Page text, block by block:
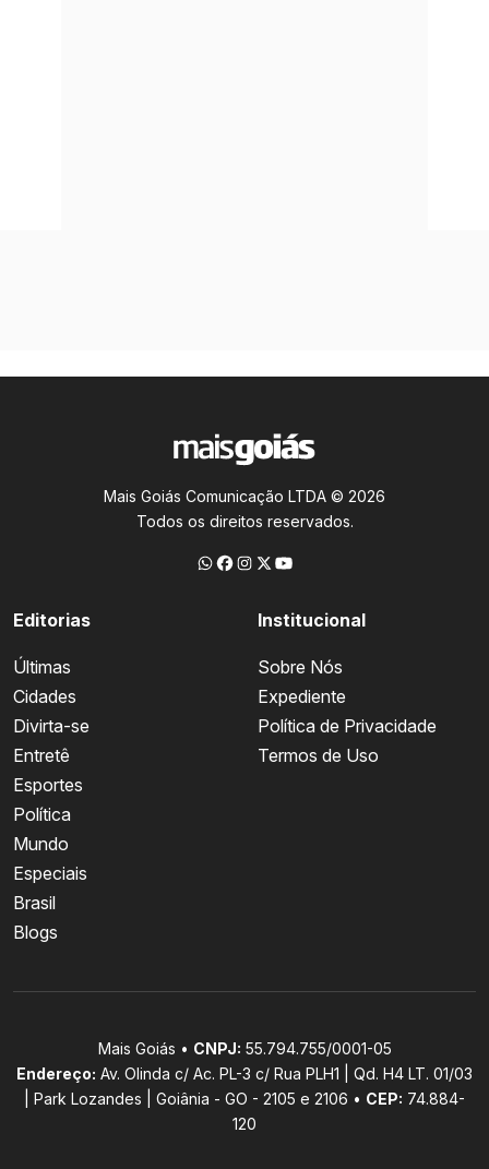
Mais Goiás Comunicação LTDA © 2026
Todos os direitos reservados.
Editorias
Últimas
Cidades
Divirta-se
Entretê
Esportes
Política
Mundo
Especiais
Brasil
Blogs
Institucional
Sobre Nós
Expediente
Política de Privacidade
Termos de Uso
Mais Goiás • CNPJ: 55.794.755/0001-05
Endereço: Av. Olinda c/ Ac. PL-3 c/ Rua PLH1 | Qd. H4 LT. 01/03
| Park Lozandes | Goiânia - GO - 2105 e 2106 • CEP: 74.884-
120